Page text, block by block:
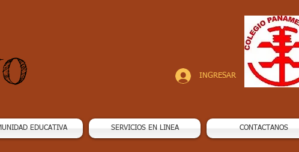
INGRESAR
EDUCATIVA SERVICIOS EN LINEA CONTACTANOS